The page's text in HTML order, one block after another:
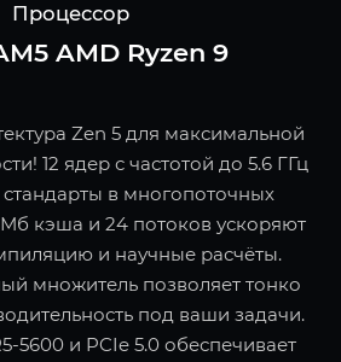
Процессор
AMD Ryzen 9
Zen 5 для максимальной
12 ядер с частотой до 5.6 ГГц
в многопоточных
кэша и 24 потоков ускоряют
и научные расчёты.
множитель позволяет тонко
под ваши задачи.
5600 и PCIe 5.0 обеспечивает